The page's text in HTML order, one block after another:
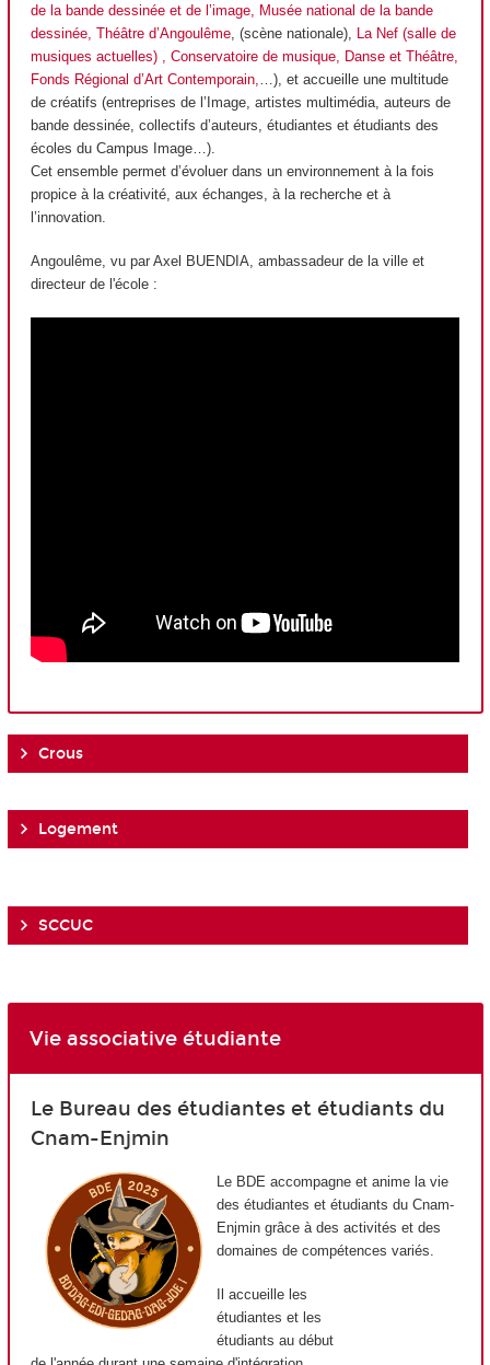
de la bande dessinée et de l’image,
Musée national de la bande
dessinée, Théâtre d’Angoulême , (scène nationale),
La Nef (salle de
musiques actuelles)
Conservatoire de musique, Danse et Théâtre,
Fonds Régional d’Art Contemporain,
…), et accueille une multitude
de créatifs (entreprises de l’Image, artistes multimédia, auteurs de
bande dessinée, collectifs d’auteurs, étudiantes et étudiants des
écoles du Campus Image…).
Cet ensemble permet d’évoluer dans un environnement à la fois
propice à la créativité, aux échanges, à la recherche et à
l’innovation.
Angoulême, vu par Axel BUENDIA, ambassadeur de la ville et
directeur de l'école :
Crous
Logement
SCCUC
Vie associative étudiante
Le Bureau des étudiantes et étudiants du
Cnam-Enjmin
Le BDE accompagne et anime la vie
des étudiantes et étudiants du Cnam-
Enjmin grâce à des activités et des
domaines de compétences variés.
Il accueille les
étudiantes et les
étudiants au début